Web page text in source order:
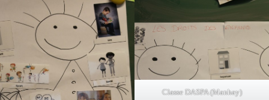
Classe DASPA (Manhay)